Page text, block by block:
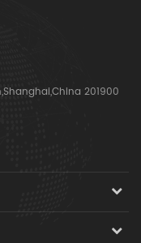
201900